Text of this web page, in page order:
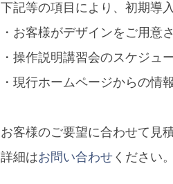
下記等の項目により、初期導
・お客様がデザインをご用意
・操作説明講習会のスケジュ
・現行ホームページからの情
お客様のご要望に合わせて見
詳細はお問い合わせ ください。